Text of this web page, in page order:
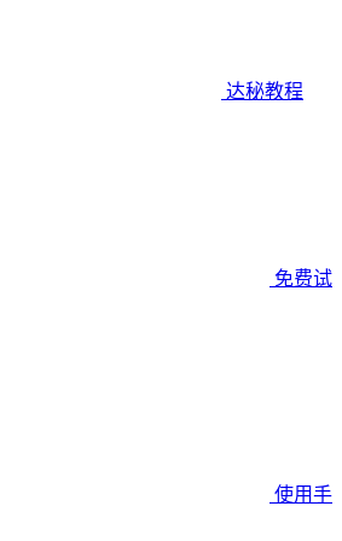
达秘教程
免费试
使用手